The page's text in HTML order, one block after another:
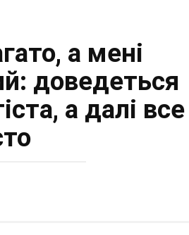
а мені
доведеться
а далі все